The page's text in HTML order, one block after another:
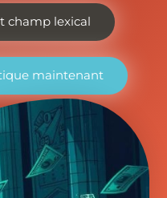
champ lexical
maintenant